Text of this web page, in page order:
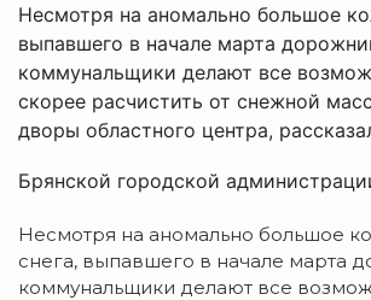
Несмотря на аномально большое
выпавшего в начале марта
коммунальщики делают все
скорее расчистить от снежной
дворы областного центра,
Брянской городской
Несмотря на аномально большое
снега, выпавшего в начале марта
коммунальщики делают все